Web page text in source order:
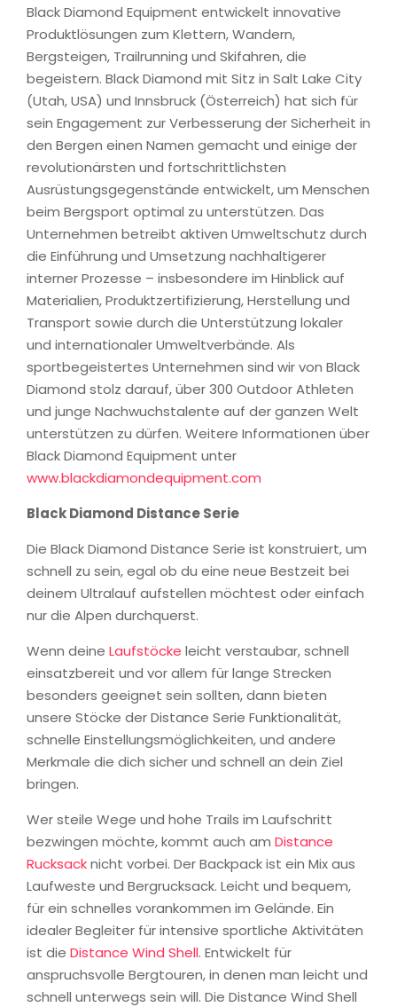
Black Diamond Equipment entwickelt innovative
Produktlösungen zum Klettern, Wandern,
Bergsteigen, Trailrunning und Skifahren, die
begeistern. Black Diamond mit Sitz in Salt Lake City
(Utah, USA) und Innsbruck (Österreich) hat sich für
sein Engagement zur Verbesserung der Sicherheit in
den Bergen einen Namen gemacht und einige der
revolutionärsten und fortschrittlichsten
Ausrüstungsgegenstände entwickelt, um Menschen
beim Bergsport optimal zu unterstützen. Das
Unternehmen betreibt aktiven Umweltschutz durch
die Einführung und Umsetzung nachhaltigerer
interner Prozesse – insbesondere im Hinblick auf
Materialien, Produktzertifizierung, Herstellung und
Transport sowie durch die Unterstützung lokaler
und internationaler Umweltverbände. Als
sportbegeistertes Unternehmen sind wir von Black
Diamond stolz darauf, über 300 Outdoor Athleten
und junge Nachwuchstalente auf der ganzen Welt
unterstützen zu dürfen. Weitere Informationen über
Black Diamond Equipment unter
www.blackdiamondequipment.com
Black Diamond Distance Serie
Die Black Diamond Distance Serie ist konstruiert, um
schnell zu sein, egal ob du eine neue Bestzeit bei
deinem Ultralauf aufstellen möchtest oder einfach
nur die Alpen durchquerst.
Wenn deine Laufstöcke leicht verstaubar, schnell
einsatzbereit und vor allem für lange Strecken
besonders geeignet sein sollten, dann bieten
unsere Stöcke der Distance Serie Funktionalität,
schnelle Einstellungsmöglichkeiten, und andere
Merkmale die dich sicher und schnell an dein Ziel
bringen.
Wer steile Wege und hohe Trails im Laufschritt
bezwingen möchte, kommt auch am Distance
Rucksacknicht vorbei. Der Backpack ist ein Mix aus
Laufweste und Bergrucksack. Leicht und bequem,
für ein schnelles vorankommen im Gelände. Ein
idealer Begleiter für intensive sportliche Aktivitäten
ist die Distance Wind Shell. Entwickelt für
anspruchsvolle Bergtouren, in denen man leicht und
schnell unterwegs sein will. Die Distance Wind Shell